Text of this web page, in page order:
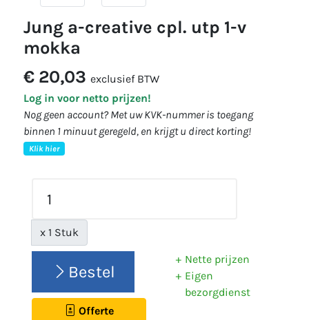
jung a-creative cpl. utp 1-v
mokka
€ 20,03 exclusief BTW
Log in voor netto prijzen!
Nog geen account? Met uw KVK-nummer is toegang
binnen 1 minuut geregeld, en krijgt u direct korting!
Klik hier
x 1 Stuk
Bestel
Offerte
Nette prijzen
Eigen
bezorgdienst